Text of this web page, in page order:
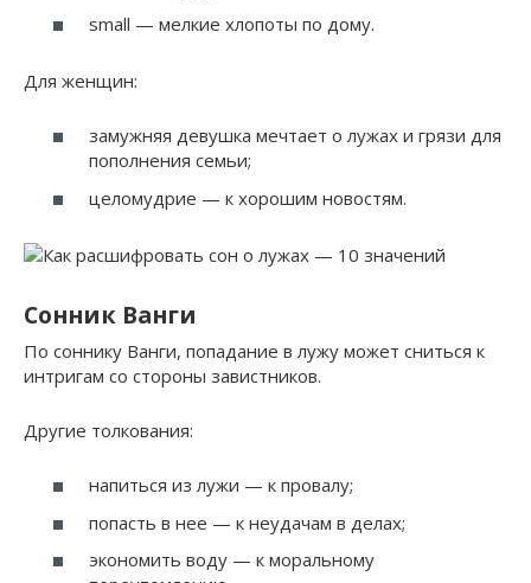
small — мелкие хлопоты по дому.
Для женщин:
замужняя девушка мечтает о лужах и грязи для
пополнения семьи;
целомудрие — к хорошим новостям.
Сонник Ванги
По соннику Ванги, попадание в лужу может сниться к
интригам со стороны завистников.
Другие толкования:
напиться из лужи — к провалу;
попасть в нее — к неудачам в делах;
экономить воду — к моральному